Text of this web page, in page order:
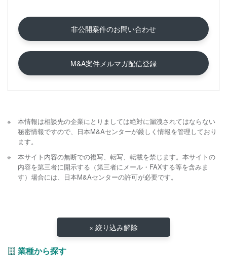
非公開案件のお問い合わせ
M&A案件メルマガ配信登録
本情報は相談先の企業にとりましては絶対に漏洩されてはならない
秘密情報ですので、日本M&Aセンターが厳しく情報を管理しており
ます。
本サイト内容の無断での複写、転写、転載を禁じます。本サイトの
内容を第三者に開示する（第三者にメール・FAXする等を含みま
す）場合には、日本M&Aセンターの許可が必要です。
× 絞り込み解除
業種から探す